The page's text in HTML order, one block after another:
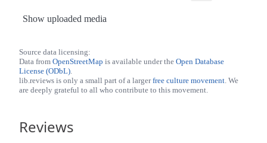
Reviews
Show uploaded media
Source data licensing:
Data from OpenStreetMap is available under the Open Database
License (ODbL)
lib.reviews is only a small part of a largerfree culture movement . We
are deeply grateful to all who contribute to this movement.